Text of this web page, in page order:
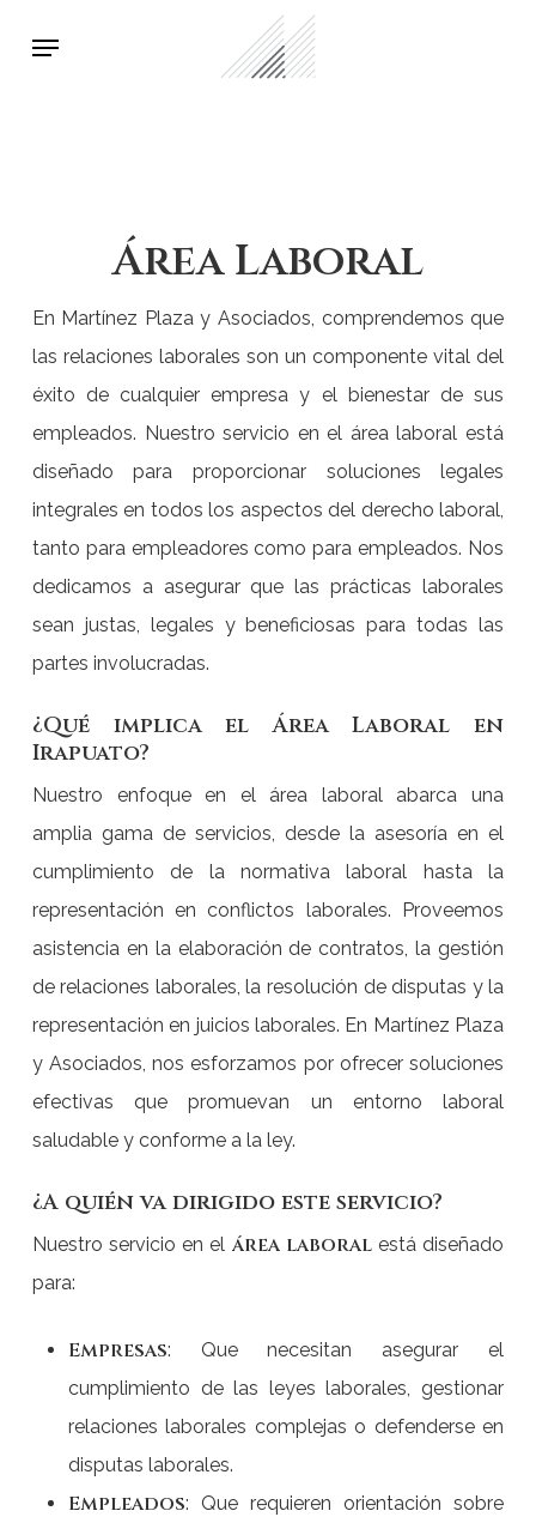
Menu
Área Laboral
En Martínez Plaza y Asociados, comprendemos que
las relaciones laborales son un componente vital del
éxito de cualquier empresa y el bienestar de sus
empleados. Nuestro servicio en el área laboral está
diseñado para proporcionar soluciones legales
integrales en todos los aspectos del derecho laboral,
tanto para empleadores como para empleados. Nos
dedicamos a asegurar que las prácticas laborales
sean justas, legales y beneficiosas para todas las
partes involucradas.
¿Qué implica el Área Laboral en
Irapuato?
Nuestro enfoque en el área laboral abarca una
amplia gama de servicios, desde la asesoría en el
cumplimiento de la normativa laboral hasta la
representación en conflictos laborales. Proveemos
asistencia en la elaboración de contratos, la gestión
de relaciones laborales, la resolución de disputas y la
representación en juicios laborales. En Martínez Plaza
y Asociados, nos esforzamos por ofrecer soluciones
efectivas que promuevan un entorno laboral
saludable y conforme a la ley.
¿A quién va dirigido este servicio?
Nuestro servicio en el área laboral está diseñado
para:
Empresas: Que necesitan asegurar el
cumplimiento de las leyes laborales, gestionar
relaciones laborales complejas o defenderse en
disputas laborales.
Empleados: Que requieren orientación sobre